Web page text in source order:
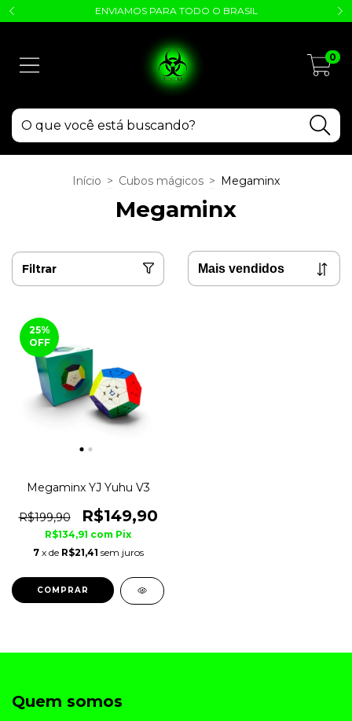
ENVIAMOS PARA TODO O BRASIL
0
Início > Cubos mágicos > Megaminx
Megaminx
Filtrar
25%
OFF
Megaminx YJ Yuhu V3
R$199,90 R$149,90
R$134,91 com Pix
7 x de R$21,41 sem juros
COMPRAR
Quem somos